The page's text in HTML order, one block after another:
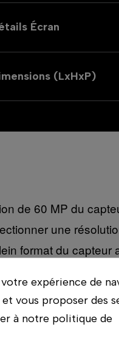
Écran
(LxHxP)
de 60 MP du
une
format du
dotée de la
expérience de
vous proposer des
à notre politique de